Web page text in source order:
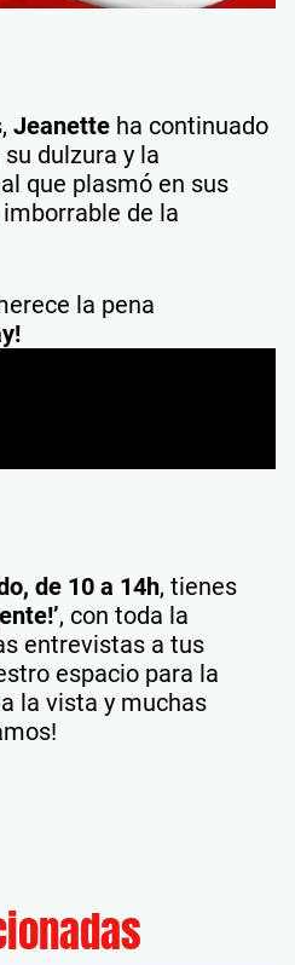
Jeanette ha continuado
dulzura y la
que plasmó en sus
de la
la pena
de 10 a 14h, tienes
, con toda la
entrevistas a tus
espacio para la
la vista y muchas